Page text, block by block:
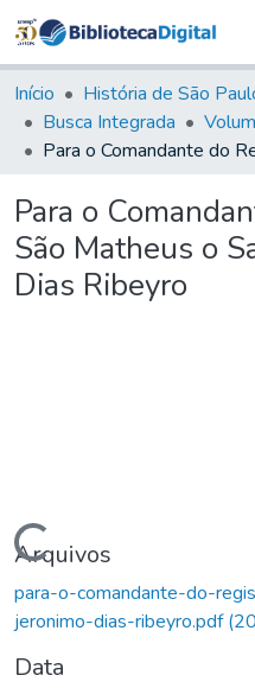
&
Início História de São
Busca Integrada
Para o
São Matheus o
Dias Ribeyro
Carregando...
Arquivos
para-o-comandante-do-
jeronimo-dias-ribeyro.pdf
Data